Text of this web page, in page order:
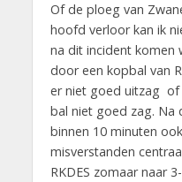
Of de ploeg van
hoofd verloor kan ik
na dit incident komen
door een kopbal van
er niet goed uitzag of
bal niet goed zag. Na
binnen 10 minuten
misverstanden
RKDES zomaar naar